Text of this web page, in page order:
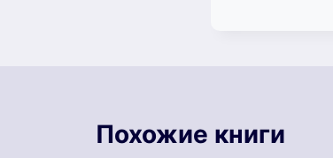
Похожие книги